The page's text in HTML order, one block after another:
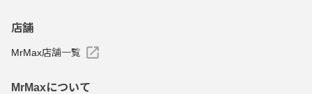
店舗
MrMax店舗一覧
MrMaxについて